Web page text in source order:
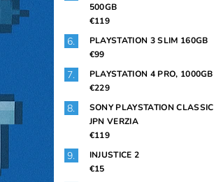
500GB
€119
PLAYSTATION 3 SLIM 160GB
€99
PLAYSTATION 4 PRO, 1000GB
€229
SONY PLAYSTATION CLASSIC
JPN VERZIA
€119
INJUSTICE 2
€15